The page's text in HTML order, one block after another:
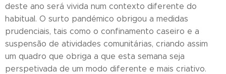
deste ano será vivida num contexto diferente do
habitual. O surto pandémico obrigou a medidas
prudenciais, tais como o confinamento caseiro e a
suspensão de atividades comunitárias, criando assim
um quadro que obriga a que esta semana seja
perspetivada de um modo diferente e mais criativo.